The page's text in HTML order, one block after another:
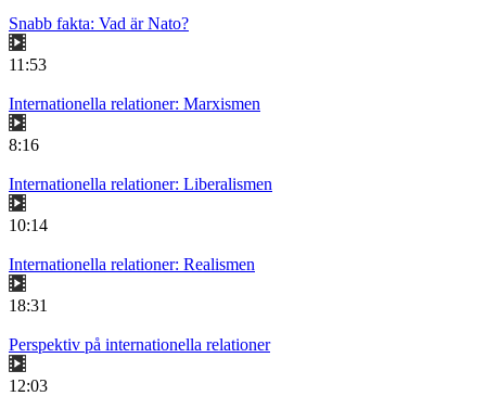
Snabb fakta: Vad är Nato?
11:53
Internationella relationer: Marxismen
8:16
Internationella relationer: Liberalismen
10:14
Internationella relationer: Realismen
18:31
Perspektiv på internationella relationer
12:03